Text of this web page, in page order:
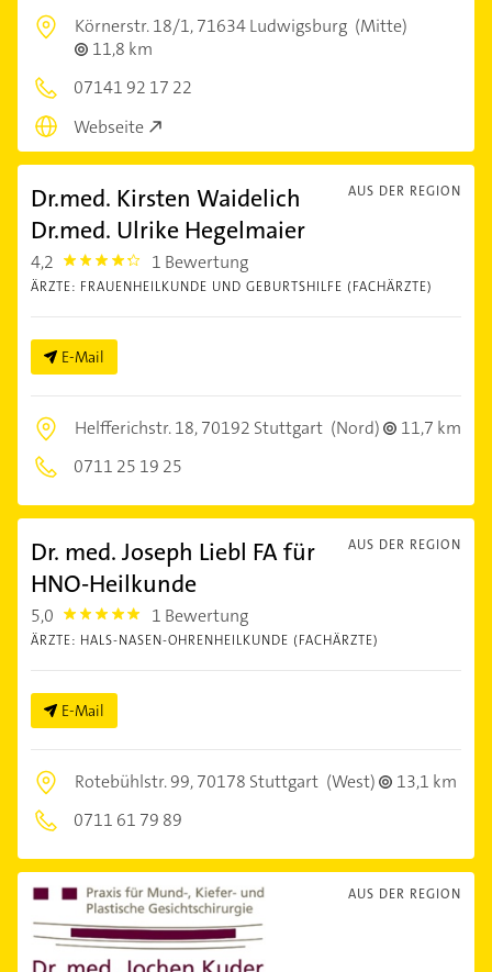
Körnerstr. 18/1,71634 Ludwigsburg (Mitte)
11,8 km
07141 92 17 22
Webseite
AUS DER REGION
Dr.med. Kirsten Waidelich
Dr.med. Ulrike Hegelmaier
4,2 4.2000003 1 Bewertung
ÄRZTE: FRAUENHEILKUNDE UND GEBURTSHILFE (FACHÄRZTE)
E-Mail
Helfferichstr. 18,70192 Stuttgart (Nord)
11,7 km
0711 25 19 25
AUS DER REGION
Dr. med. Joseph Liebl FA für
HNO-Heilkunde
5,0 5.0 1 Bewertung
ÄRZTE: HALS-NASEN-OHRENHEILKUNDE (FACHÄRZTE)
E-Mail
Rotebühlstr. 99,70178 Stuttgart (West)
13,1 km
0711 61 79 89
AUS DER REGION